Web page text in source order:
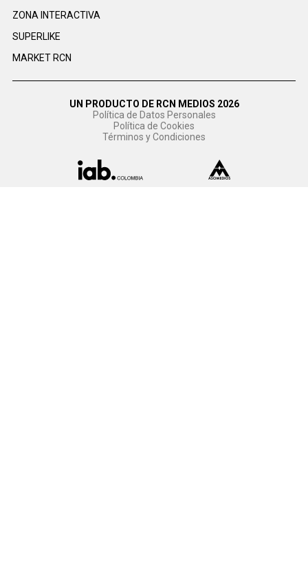
ZONA INTERACTIVA
SUPERLIKE
MARKET RCN
UN PRODUCTO DE RCN MEDIOS 2026
Política de Datos Personales
Política de Cookies
Términos y Condiciones